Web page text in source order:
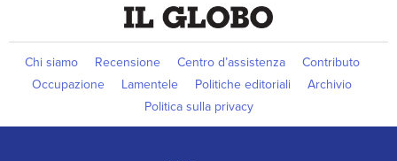
Chi siamo Recensione Centro d’assistenza
Contributo
Occupazione
Lamentele Politiche editoriali
Archivio
Politica sulla privacy